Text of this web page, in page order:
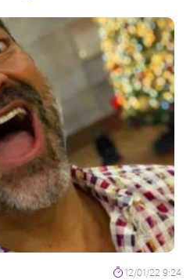
12/01/22 9:24